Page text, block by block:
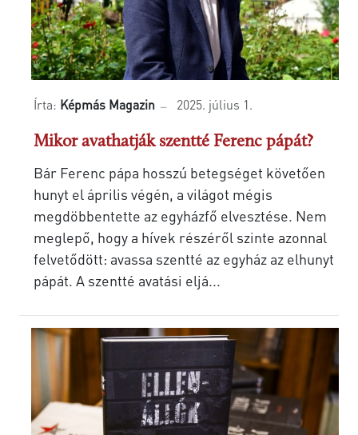
Írta: Képmás Magazin 2025. július 1.
Mikor avathatják szentté Ferenc pápát?
Bár Ferenc pápa hosszú betegséget követően
hunyt el április végén, a világot mégis
megdöbbentette az egyházfő elvesztése. Nem
meglepő, hogy a hívek részéről szinte azonnal
felvetődött: avassa szentté az egyház az elhunyt
pápát. A szentté avatási eljá...